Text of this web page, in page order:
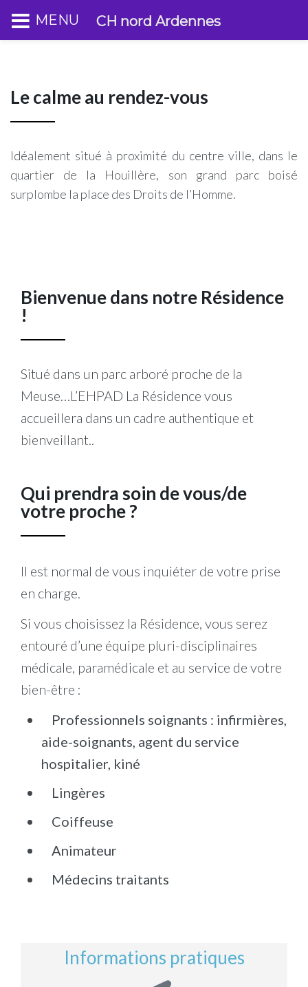
Le calme au rendez-vous
Idéalement situé à proximité du centre ville, dans le
quartier de la Houillère, son grand parc boisé
surplombe la place des Droits de l’Homme.
Bienvenue dans notre Résidence
!
Situé dans un parc arboré proche de la
Meuse…L’EHPAD La Résidence vous
accueillera dans un cadre authentique et
bienveillant..
Qui prendra soin de vous/de
votre proche ?
Il est normal de vous inquiéter de votre prise
en charge.
Si vous choisissez la Résidence, vous serez
entouré d’une équipe pluri-disciplinaires
médicale, paramédicale et au service de votre
bien-être :
Professionnels soignants : infirmières,
aide-soignants, agent du service
hospitalier, kiné
Lingères
Coiffeuse
Animateur
Médecins traitants
Informations pratiques
MENU CH nord Ardennes